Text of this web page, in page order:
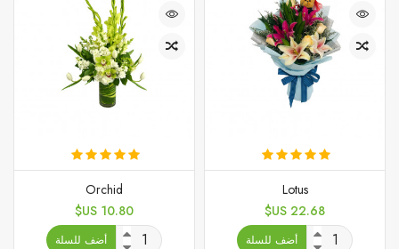
Lotus
السعر
22.68 US$
أضف للسلة
Orchid
السعر
10.80 US$
أضف للسلة